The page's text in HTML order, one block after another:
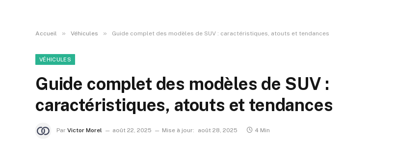
Accueil » Véhicules » Guide complet des modèles de SUV : caractéristiques, atouts et tendances
VÉHICULES
Guide complet des modèles de SUV :
caractéristiques, atouts et tendances
Par Victor Morel août 22, 2025 Mise à jour: août 28, 2025 4 Min